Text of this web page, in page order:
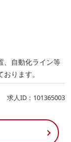
、自動化ライン等
ります。
求人ID：101365003